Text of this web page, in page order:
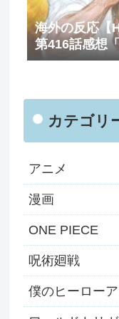
海外の反応【
第416話感想
くてスッキリ
カテゴリ
アニメ
漫画
ONE PIECE
呪術廻戦
僕のヒーロー